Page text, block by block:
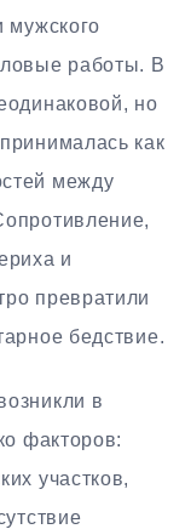
мужского
работы. В
но
как
между
и
превратили
бедствие.
в
факторов:
участков,